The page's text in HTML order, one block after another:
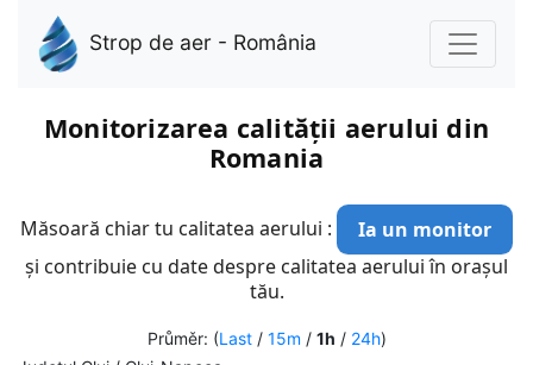
Strop de aer - România
Monitorizarea calității aerului din
Romania
Măsoară chiar tu calitatea aerului :
Ia un monitor
și contribuie cu date despre calitatea aerului în orașul
tău.
Průměr: (Last/ 15m / 1h / 24h)